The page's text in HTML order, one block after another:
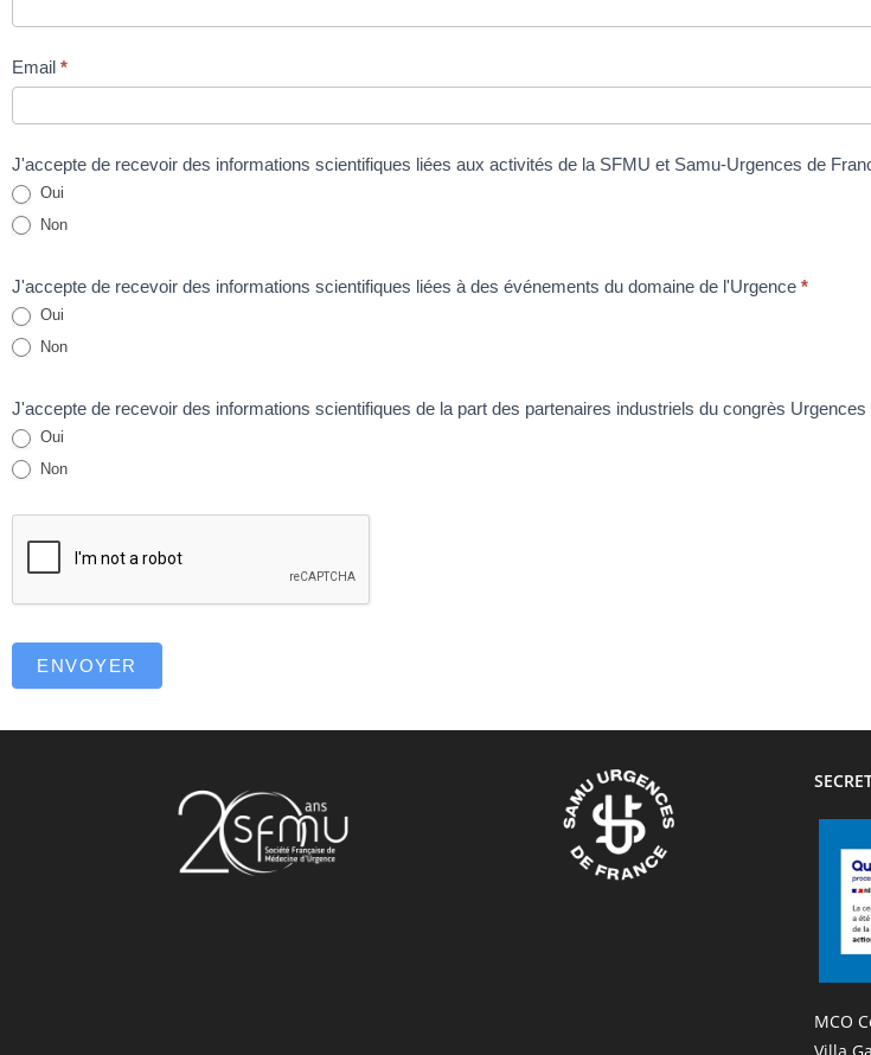
Email *
J'accepte de recevoir des informations scientifiques liées aux activités de la SFMU et Samu-Urgences de
Oui
Non
J'accepte de recevoir des informations scientifiques liées à des événements du domaine de l'Urgence *
Oui
Non
J'accepte de recevoir des informations scientifiques de la part des partenaires industriels du congrès Urgences
Oui
Non
ENVOYER
MCO